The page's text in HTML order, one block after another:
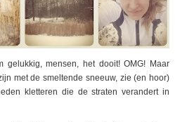
gelukkig, mensen, het dooit! OMG! Maar
met de smeltende sneeuw, zie (en hoor)
kletteren die de straten verandert in